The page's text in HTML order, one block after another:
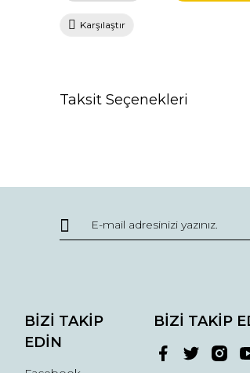
Karşılaştır
Taksit Seçenekleri
Yorum Yaz
BİZİ TAKİP
EDİN
BİZİ TAKİP